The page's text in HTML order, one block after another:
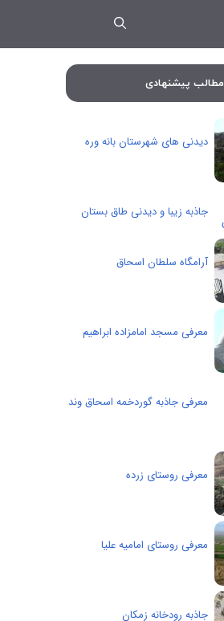
مطالب پیشنهادی
دیدنی های شهرستان بانه وره
جاذبه زیبا و دیدنی طاق بستان
آرامگاه سلطان اسحاق
معرفی مسجد امامزاده ابراهیم
معرفی جاذبه گوردخمه اسحاق وند
معرفی روستای زرده
معرفی روستای اماميه عليا
جاذبه رودخانه زمکان